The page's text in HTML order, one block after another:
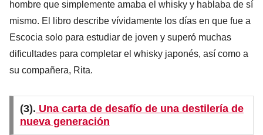
hombre que simplemente amaba el whisky y hablaba de sí
mismo. El libro describe vívidamente los días en que fue a
Escocia solo para estudiar de joven y superó muchas
dificultades para completar el whisky japonés, así como a
su compañera, Rita.
(3). Una carta de desafío de una destilería de
nueva generación